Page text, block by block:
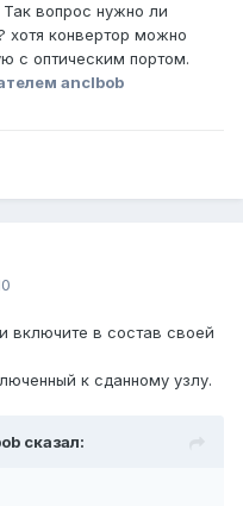
вопрос нужно ли
хотя конвертор можно
с оптическим портом.
anclbob
включите в состав своей
к сданному узлу.
сказал: